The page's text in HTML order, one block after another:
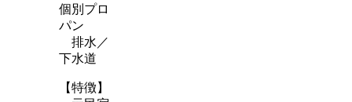
個別プロ
パン
排水／
下水道
【特徴】